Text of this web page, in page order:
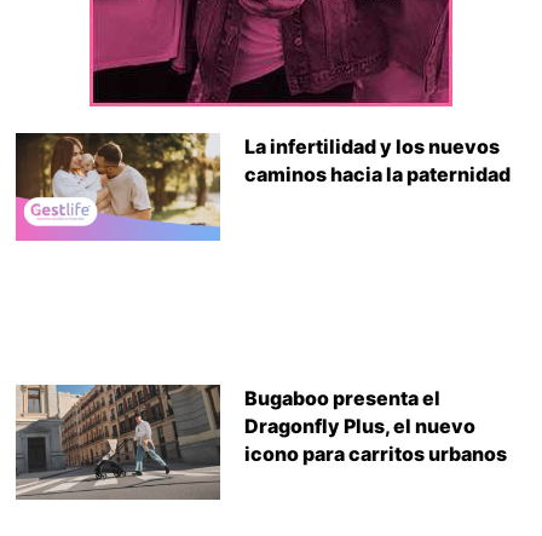
La infertilidad y los nuevos
caminos hacia la paternidad
Bugaboo presenta el
Dragonfly Plus, el nuevo
icono para carritos urbanos